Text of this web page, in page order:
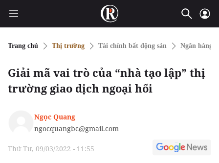
Trang chủ Thị trường Tài chính bất động sản Ngân hàng
Giải mã vai trò của “nhà tạo lập” thị
trường giao dịch ngoại hối
Ngọc Quang
ngocquangbc@gmail.com
Thứ Tư, 09/03/2022 - 11:55